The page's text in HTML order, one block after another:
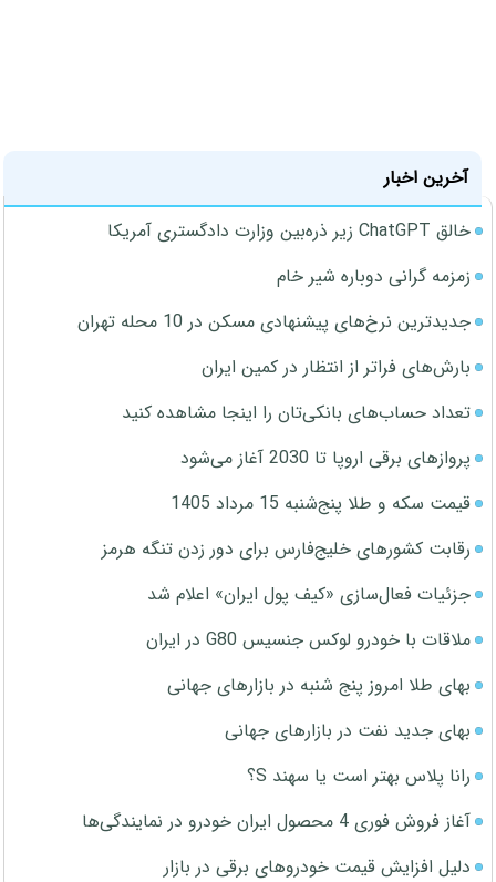
آخرین اخبار
خالق ChatGPT زیر ذره‌بین وزارت دادگستری آمریکا
زمزمه گرانی دوباره شیر خام
جدیدترین نرخ‌های پیشنهادی مسکن در 10 محله تهران
بارش‌های فراتر از انتظار در کمین ایران
تعداد حساب‌های بانکی‌تان را اینجا مشاهده کنید
پروازهای برقی اروپا تا 2030 آغاز می‌شود
قیمت سکه و طلا پنج‌شنبه 15 مرداد 1405
رقابت کشورهای خلیج‌فارس برای دور زدن تنگه هرمز
جزئیات فعال‌سازی «کیف پول ایران» اعلام شد
ملاقات با خودرو لوکس جنسیس G80 در ایران
بهای طلا امروز پنج شنبه در بازارهای جهانی
بهای جدید نفت در بازارهای جهانی
رانا پلاس بهتر است یا سهند S؟
آغاز فروش فوری 4 محصول ایران خودرو در نمایندگی‌ها
دلیل افزایش قیمت خودروهای برقی در بازار